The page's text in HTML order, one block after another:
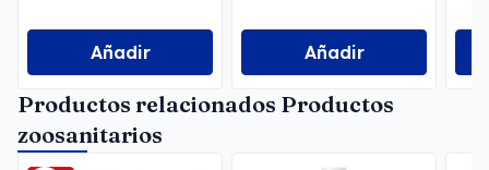
Añadir Añadir
Productos relacionados Productos
zoosanitarios